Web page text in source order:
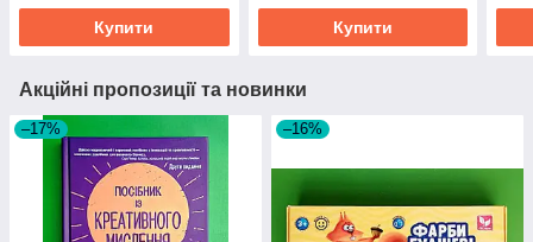
Купити Купити
Акційні пропозиції та новинки
–17% –16%